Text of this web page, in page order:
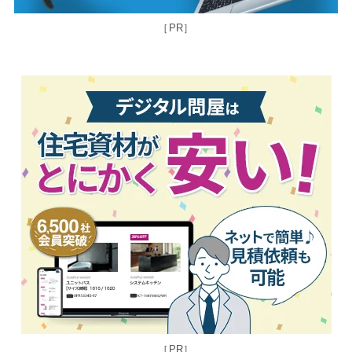
［PR］
［PR］